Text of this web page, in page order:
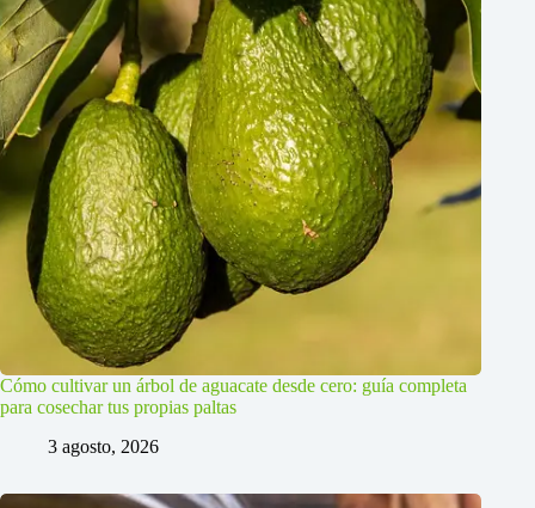
Cómo cultivar un árbol de aguacate desde cero: guía completa
para cosechar tus propias paltas
3 agosto, 2026